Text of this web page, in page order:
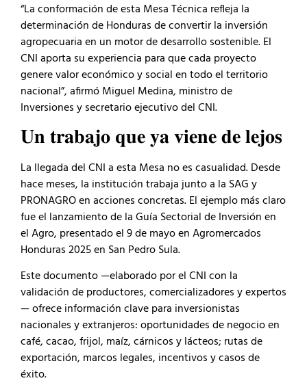
“La conformación de esta Mesa Técnica refleja la
determinación de Honduras de convertir la inversión
agropecuaria en un motor de desarrollo sostenible. El
CNI aporta su experiencia para que cada proyecto
genere valor económico y social en todo el territorio
nacional”, afirmó Miguel Medina, ministro de
Inversiones y secretario ejecutivo del CNI.
𝐔𝐧 𝐭𝐫𝐚𝐛𝐚𝐣𝐨 𝐪𝐮𝐞 𝐲𝐚 𝐯𝐢𝐞𝐧𝐞 𝐝𝐞 𝐥𝐞𝐣𝐨𝐬
La llegada del CNI a esta Mesa no es casualidad. Desde
hace meses, la institución trabaja junto a la SAG y
PRONAGRO en acciones concretas. El ejemplo más claro
fue el lanzamiento de la Guía Sectorial de Inversión en
el Agro, presentado el 9 de mayo en Agromercados
Honduras 2025 en San Pedro Sula.
Este documento —elaborado por el CNI con la
validación de productores, comercializadores y expertos
— ofrece información clave para inversionistas
nacionales y extranjeros: oportunidades de negocio en
café, cacao, frijol, maíz, cárnicos y lácteos; rutas de
exportación, marcos legales, incentivos y casos de
éxito.